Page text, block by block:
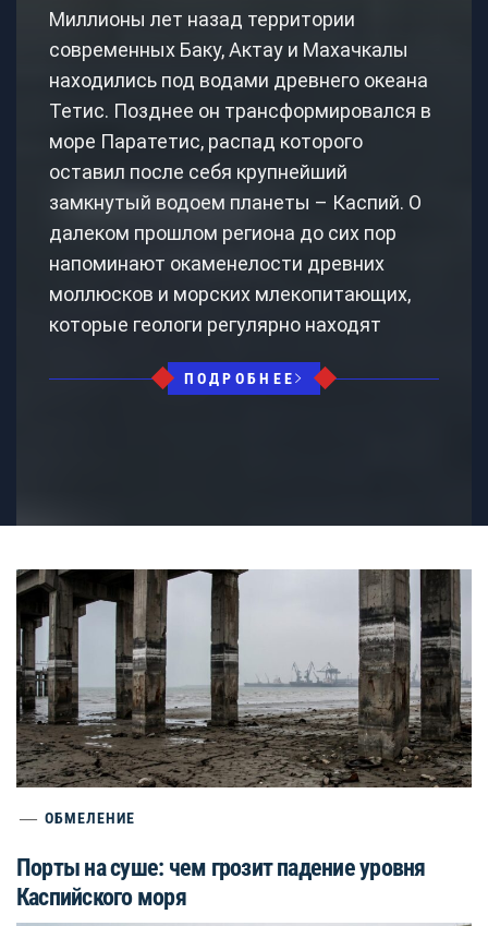
Миллионы лет назад территории
современных Баку, Актау и Махачкалы
находились под водами древнего океана
Тетис. Позднее он трансформировался в
море Паратетис, распад которого
оставил после себя крупнейший
замкнутый водоем планеты – Каспий. О
далеком прошлом региона до сих пор
напоминают окаменелости древних
моллюсков и морских млекопитающих,
которые геологи регулярно находят
ПОДРОБНЕЕ
ОБМЕЛЕНИЕ
Порты на суше: чем грозит падение уровня
Каспийского моря